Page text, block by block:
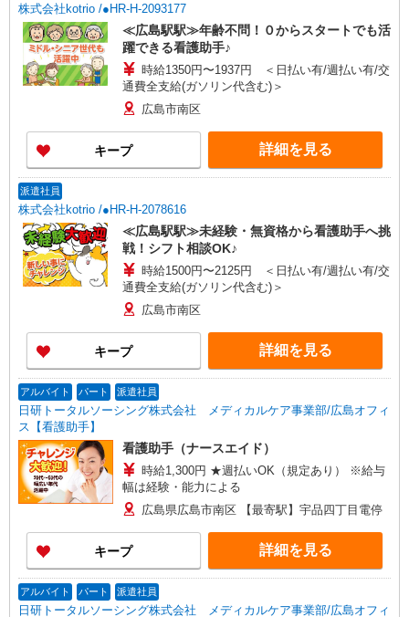
株式会社kotrio /●HR-H-2093177
≪広島駅駅≫年齢不問！０からスタートでも活
躍できる看護助手♪
時給1350円〜1937円 ＜日払い有/週払い有/交
通費全支給(ガソリン代含む)＞
広島市南区
キープ 詳細を見る
派遣社員
株式会社kotrio /●HR-H-2078616
≪広島駅駅≫未経験・無資格から看護助手へ挑
戦！シフト相談OK♪
時給1500円〜2125円 ＜日払い有/週払い有/交
通費全支給(ガソリン代含む)＞
広島市南区
キープ 詳細を見る
アルバイト パート 派遣社員
日研トータルソーシング株式会社 メディカルケア事業部/広島オフィ
ス【看護助手】
看護助手（ナースエイド）
時給1,300円 ★週払いOK（規定あり） ※給与
幅は経験・能力による
広島県広島市南区 【最寄駅】宇品四丁目電停
キープ 詳細を見る
アルバイト パート 派遣社員
日研トータルソーシング株式会社 メディカルケア事業部/広島オフィ